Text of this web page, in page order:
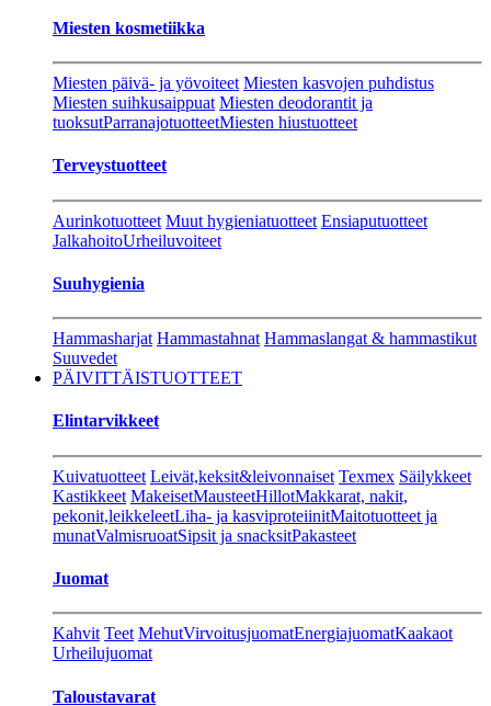
Miesten kosmetiikka
Miesten päivä- ja yövoiteet Miesten kasvojen puhdistus
Miesten suihkusaippuat Miesten deodorantit ja
tuoksutParranajotuotteetMiesten hiustuotteet
Terveystuotteet
Aurinkotuotteet Muut hygieniatuotteet Ensiaputuotteet
JalkahoitoUrheiluvoiteet
Suuhygienia
Hammasharjat Hammastahnat Hammaslangat & hammastikut
Suuvedet
PÄIVITTÄISTUOTTEET
Elintarvikkeet
Kuivatuotteet Leivät,keksit&leivonnaiset Texmex Säilykkeet
Kastikkeet MakeisetMausteetHillotMakkarat, nakit,
pekonit,leikkeleetLiha- ja kasviproteiinitMaitotuotteet ja
munatValmisruoatSipsit ja snacksitPakasteet
Juomat
Kahvit Teet MehutVirvoitusjuomatEnergiajuomatKaakaot
Urheilujuomat
Taloustavarat